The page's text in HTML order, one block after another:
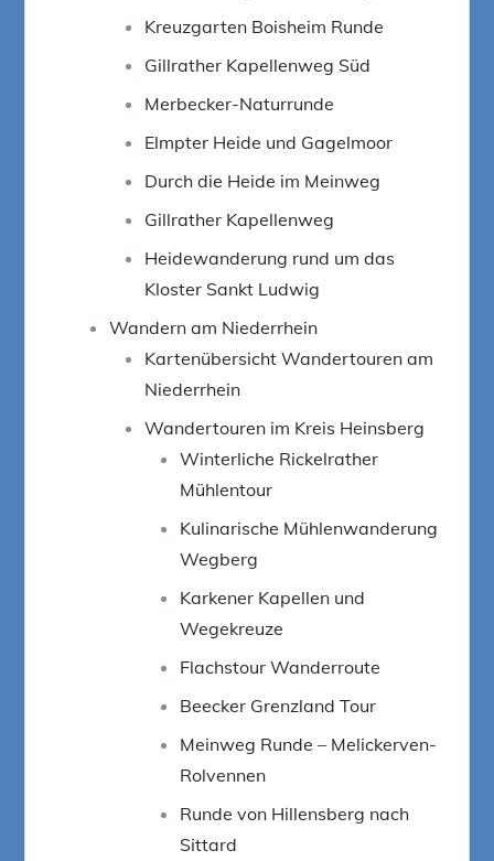
Kreuzgarten Boisheim Runde
Gillrather Kapellenweg Süd
Merbecker-Naturrunde
Elmpter Heide und Gagelmoor
Durch die Heide im Meinweg
Gillrather Kapellenweg
Heidewanderung rund um das
Kloster Sankt Ludwig
Wandern am Niederrhein
Kartenübersicht Wandertouren am
Niederrhein
Wandertouren im Kreis Heinsberg
Winterliche Rickelrather
Mühlentour
Kulinarische Mühlenwanderung
Wegberg
Karkener Kapellen und
Wegekreuze
Flachstour Wanderroute
Beecker Grenzland Tour
Meinweg Runde – Melickerven-
Rolvennen
Runde von Hillensberg nach
Sittard